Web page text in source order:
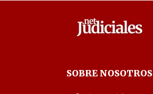
SOBRE NOSOTROS